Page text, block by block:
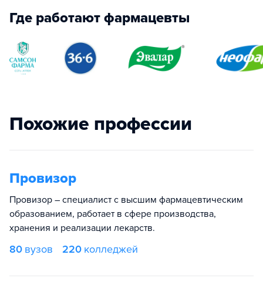
Где работают фармацевты
Похожие профессии
Провизор
Провизор – специалист с высшим фармацевтическим
образованием, работает в сфере производства,
хранения и реализации лекарств.
80 вузов 220 колледжей